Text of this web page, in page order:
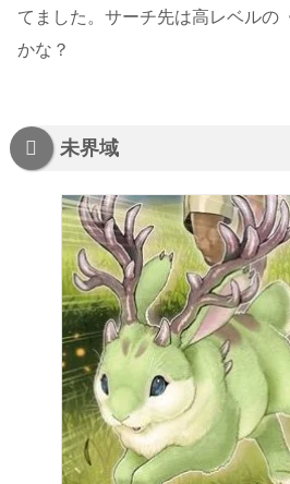
てました。サーチ先は高レベルの
かな？
未界域